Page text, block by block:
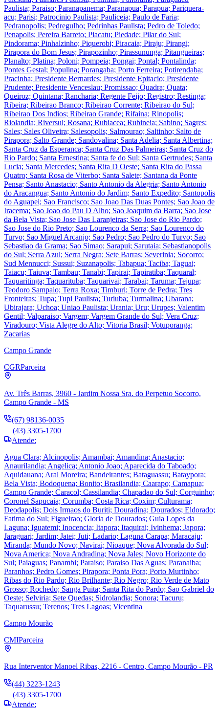
Paulista; Paraiso; Paranapanema; Paranapua; Parapua; Pariquera-
acu; Parisi; Patrocinio Paulista; Pauliceia; Paulo de Faria;
Pedranopolis; Pedregulho; Pedrinhas Paulista; Pedro de Toledo;
Penapolis; Pereira Barreto; Piacatu; Piedade; Pilar do Sul;
Pindorama; Pinhalzinho; Piquerobi; Piracaia; Piraju; Pirangi;
Pirapora do Bom Jesus; Pirapozinho; Pirassununga; Pitangueiras;
Planalto; Platina; Poloni; Pompeia; Pongai; Pontal; Pontalinda;
Pontes Gestal; Populina; Porangaba; Porto Ferreira; Potirendaba;
Pracinha; Presidente Bernardes; Presidente Epitacio; Presidente
Prudente; Presidente Venceslau; Promissao; Quadra; Quata;
Queiroz; Quintana; Rancharia; Regente Feijo; Registro; Restinga;
Ribeira; Ribeirao Branco; Ribeirao Corrente; Ribeirao do Sul;
Ribeirao Dos Indios; Ribeirao Grande; Rifaina; Rinopolis;
Riolandia; Riversul; Rosana; Rubiacea; Rubineia; Sabino; Sagres;
Sales; Sales Oliveira; Salesopolis; Salmourao; Saltinho; Salto de
Pirapora; Salto Grande; Sandovalina; Santa Adelia; Santa Albertina;
Santa Cruz da Esperanca; Santa Cruz Das Palmeiras; Santa Cruz do
Rio Pardo; Santa Ernestina; Santa fe do Sul; Santa Gertrudes; Santa
Lucia; Santa Mercedes; Santa Rita D Oeste; Santa Rita do Passa
Quatro; Santa Rosa de Viterbo; Santa Salete; Santana da Ponte
Pensa; Santo Anastacio; Santo Antonio da Alegria; Santo Antonio
do Aracangua; Santo Antonio do Jardim; Santo Expedito; Santopolis
do Aguapei; Sao Francisco; Sao Joao Das Duas Pontes; Sao Joao de
Iracema; Sao Joao do Pau D Alho; Sao Joaquim da Barra; Sao Jose
da Bela Vista; Sao Jose Das Laranjeiras; Sao Jose do Rio Pardo;
Sao Jose do Rio Preto; Sao Lourenco da Serra; Sao Lourenco do
Turvo; Sao Miguel Arcanjo; Sao Pedro; Sao Pedro do Turvo; Sao
Sebastiao da Grama; Sao Simao; Sarapui; Sarutaia; Sebastianopolis
do Sul; Serra Azul; Serra Negra; Sete Barras; Severinia; Socorro;
Sud Mennucci; Sussui; Suzanapolis; Tabapua; Taciba; Taguai;
Taiacu; Taiuva; Tambau; Tanabi; Tapirai; Tapiratiba; Taquaral;
Taquaritinga; Taquarituba; Taquarivai; Tarabai; Taruma; Tejupa;
Teodoro Sampaio; Terra Roxa; Timburi; Torre de Pedra; Tres
Fronteiras; Tupa; Tupi Paulista; Turiuba; Turmalina; Ubarana;
Ubirajara; Uchoa; Uniao Paulista; Urania; Uru; Urupes; Valentim
Gentil; Valparaiso; Vargem; Vargem Grande do Sul; Vera Cruz;
Viradouro; Vista Alegre do Alto; Vitoria Brasil; Votuporanga;
Zacarias
Campo Grande
CGRParceira
Av. Três Barras, 3960 - Jardim Nossa Sra. do Perpetuo Socorro,
Campo Grande - MS
(67) 98136-0035
(43) 3305-1700
Atende:
Agua Clara; Alcinopolis; Amambai; Amandina; Anastacio;
Anaurilandia; Angelica; Antonio Joao; Aparecida do Taboado;
Aquidauana; Aral Moreira; Bandeirantes; Bataguassu; Bataypora;
Bela Vista; Bodoquena; Bonito; Brasilandia; Caarapo; Camapua;
Campo Grande; Caracol; Cassilandia; Chapadao do Sul; Corguinho;
Coronel Sapucaia; Corumba; Costa Rica; Coxim; Culturama;
Deodapolis; Dois Irmaos do Buriti; Douradina; Dourados; Eldorado;
Fatima do Sul; Figueirao; Gloria de Dourados; Guia Lopes da
Laguna; Iguatemi; Inocencia; Itapora; Itaquirai; Ivinhema; Japora;
Jaraguari; Jardim; Jatei; Juti; Ladario; Laguna Carapa; Maracaju;
Miranda; Mundo Novo; Navirai; Nioaque; Nova Alvorada do Sul;
Nova America; Nova Andradina; Nova Jales; Novo Horizonte do
Sul; Paiaguas; Panambi; Paraiso; Paraiso Das Aguas; Paranaiba;
Paranhos; Pedro Gomes; Pirapora; Ponta Pora; Porto Murtinho;
Ribas do Rio Pardo; Rio Brilhante; Rio Negro; Rio Verde de Mato
Grosso; Rochedo; Sanga Puita; Santa Rita do Pardo; Sao Gabriel do
Oeste; Selviria; Sete Quedas; Sidrolandia; Sonora; Tacuru;
Taquarussu; Terenos; Tres Lagoas; Vicentina
Campo Mourão
CMIParceira
Rua Interventor Manoel Ribas, 2216 - Centro, Campo Mourão - PR
(44) 3223-1243
(43) 3305-1700
Atende: